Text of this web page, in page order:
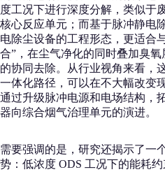
度工况下进行深度分解，类似于
核心反应单元；而基于脉冲静电
电除尘设备的工程形态，更适合
合”，在尘气净化的同时叠加臭
的协同去除。从行业视角来看，
一体化路径，可以在不大幅改变
通过升级脉冲电源和电场结构，
器向综合烟气治理单元的演进。
需要强调的是，研究还揭示了一
势：低浓度 ODS 工况下的能耗